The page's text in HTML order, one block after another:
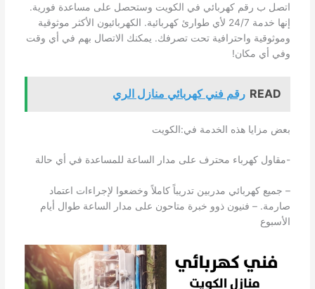
اتصل ب رقم كهربائي في الكويت وستحصل على مساعدة فورية.
إنها خدمة 24/7 لأي طوارئ كهربائية. الكهربائيون الأكثر موثوقية
وموثوقية واحترافية تحت تصرفك. يمكنك الاتصال بهم في أي وقت
وفي أي مكان!
READ رقم فني كهربائي منازل الري
بعض مزايا هذه الخدمة في:الكويت
-مقاول كهرباء محترف على مدار الساعة للمساعدة في أي حالة
– جميع كهربائي مدربين تدريباً كاملاً وخضعوا لإجراءات اعتماد
صارمة. – فنيون ذوو خبرة متاحون على مدار الساعة طوال أيام
الأسبوع